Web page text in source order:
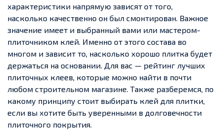
характеристики напрямую зависят от того,
насколько качественно он был смонтирован. Важное
значение имеет и выбранный вами или мастером-
плиточником клей. Именно от этого состава во
многом и зависит то, насколько хорошо плитка будет
держаться на основании. Для вас — рейтинг лучших
плиточных клеев, которые можно найти в почти
любом строительном магазине. Также разберемся, по
какому принципу стоит выбирать клей для плитки,
если вы хотите быть уверенными в долговечности
плиточного покрытия.